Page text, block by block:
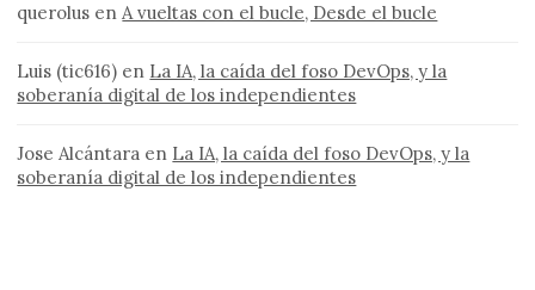
querolus enA vueltas con el bucle, Desde el bucle
Luis (tic616) en La IA, la caída del foso DevOps, y la
soberanía digital de los independientes
Jose Alcántara en La IA, la caída del foso DevOps, y la
soberanía digital de los independientes